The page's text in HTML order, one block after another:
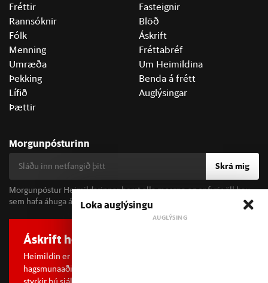
Fréttir
Rannsóknir
Fólk
Menning
Umræða
Þekking
Lífið
Þættir
Fasteignir
Blöð
Áskrift
Fréttabréf
Um Heimildina
Benda á frétt
Auglýsingar
Morgunpósturinn
Skrá mig
Morgunpóstur Heimildarinnar berst alla morgna og er fyrir öll þau
sem hafa áhuga á fréttum og þjóðfélagsumræðu.
Áskrift hefur áhrif
Heimildin er í dreifðu eignarhaldi og óháð
hagsmunaaðilum. Með því að kaupa áskrift að Heimildinni
Loka auglýsingu